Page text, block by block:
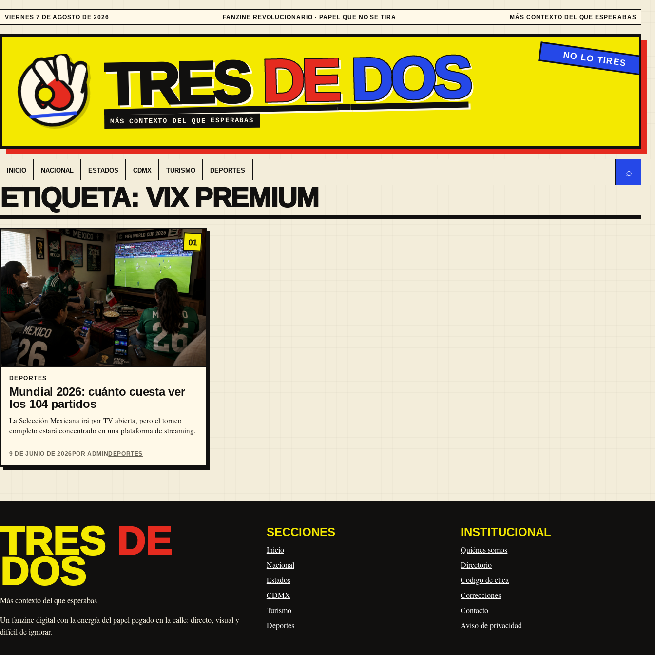
VIERNES 7 DE AGOSTO DE 2026 FANZINE REVOLUCIONARIO · PAPEL QUE NO SE TIRA MÁS CONTEXTO DEL QUE ESPERABAS
TRESDE DOS
MÁS CONTEXTO DEL QUE ESPERABAS
INICIO NACIONAL ESTADOS CDMX TURISMO DEPORTES ⌕
ETIQUETA: VIX PREMIUM
01
DEPORTES
Mundial 2026: cuánto cuesta ver
los 104 partidos
La Selección Mexicana irá por TV abierta, pero el torneo
completo estará concentrado en una plataforma de streaming.
9 DE JUNIO DE 2026 POR ADMIN DEPORTES
TRES DE
DOS
Más contexto del que esperabas
Un fanzine digital con la energía del papel pegado en la calle: directo, visual y
difícil de ignorar.
SECCIONES
Inicio
Nacional
Estados
CDMX
Turismo
Deportes
INSTITUCIONAL
Quiénes somos
Directorio
Código de ética
Correcciones
Contacto
Aviso de privacidad